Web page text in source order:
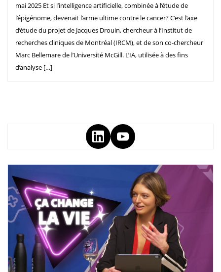
mai 2025 Et si l’intelligence artificielle, combinée à l’étude de
l’épigénome, devenait l’arme ultime contre le cancer? C’est l’axe
d’étude du projet de Jacques Drouin, chercheur à l’Institut de
recherches cliniques de Montréal (IRCM), et de son co-chercheur
Marc Bellemare de l’Université McGill. L’IA, utilisée à des fins
d’analyse […]